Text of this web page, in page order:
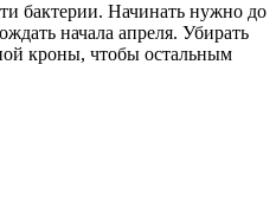
бактерии. Начинать нужно до
начала апреля. Убирать
кроны, чтобы остальным